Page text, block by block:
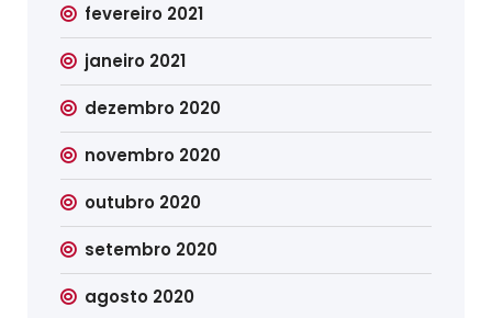
fevereiro 2021
janeiro 2021
dezembro 2020
novembro 2020
outubro 2020
setembro 2020
agosto 2020